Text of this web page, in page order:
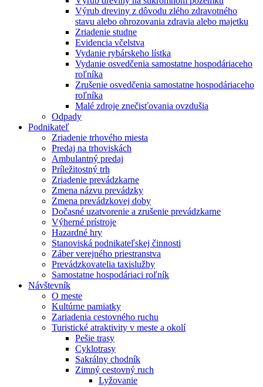
Výrub dreviny z dôvodu zlého zdravotného
stavu alebo ohrozovania zdravia alebo majetku
Zriadenie studne
Evidencia včelstva
Vydanie rybárskeho lístka
Vydanie osvedčenia samostatne hospodáriaceho
roľníka
Zrušenie osvedčenia samostatne hospodáriaceho
roľníka
Malé zdroje znečisťovania ovzdušia
Odpady
Podnikateľ
Zriadenie trhového miesta
Predaj na trhoviskách
Ambulantný predaj
Príležitostný trh
Zriadenie prevádzkarne
Zmena názvu prevádzky
Zmena prevádzkovej doby
Dočasné uzatvorenie a zrušenie prevádzkarne
Výherné prístroje
Hazardné hry
Stanoviská podnikateľskej činnosti
Záber verejného priestranstva
Prevádzkovatelia taxislužby
Samostatne hospodáriaci roľník
Návštevník
O meste
Kultúrne pamiatky
Zariadenia cestovného ruchu
Turistické atraktivity v meste a okolí
Pešie trasy
Cyklotrasy
Sakrálny chodník
Zimný cestovný ruch
Lyžovanie